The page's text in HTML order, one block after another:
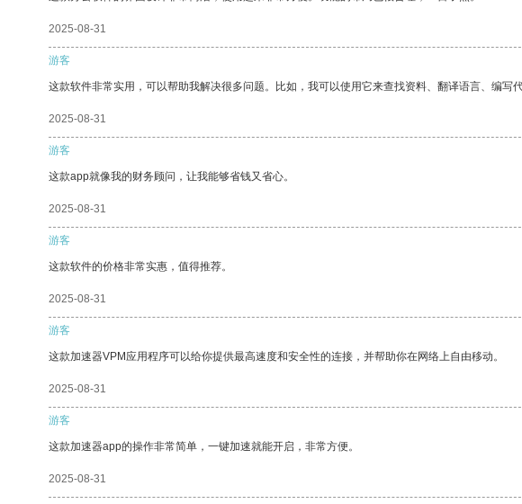
2025-08-31
游客
这款软件非常实用，可以帮助我解决很多问题。比如，我可以使用它来查找资料、翻译语言、编写代
2025-08-31
游客
这款app就像我的财务顾问，让我能够省钱又省心。
2025-08-31
游客
这款软件的价格非常实惠，值得推荐。
2025-08-31
游客
这款加速器VPM应用程序可以给你提供最高速度和安全性的连接，并帮助你在网络上自由移动。
2025-08-31
游客
这款加速器app的操作非常简单，一键加速就能开启，非常方便。
2025-08-31